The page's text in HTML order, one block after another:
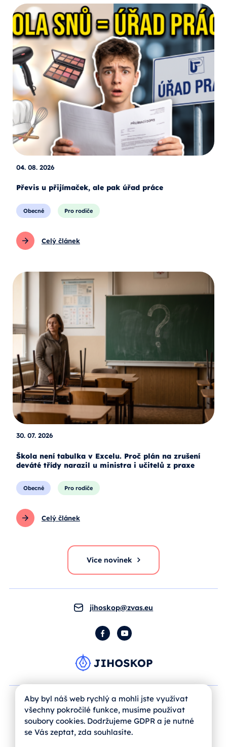
04. 08. 2026
Převis u přijímaček, ale pak úřad práce
Obecné Pro rodiče
Celý článek
30. 07. 2026
Škola není tabulka v Excelu. Proč plán na zrušení
deváté třídy narazil u ministra i učitelů z praxe
Obecné Pro rodiče
Celý článek
Více novinek
jihoskop@zvas.eu
FacebookYouTube
Aby byl náš web rychlý a mohli jste využívat
všechny pokročilé funkce, musíme používat
soubory cookies. Dodržujeme GDPR a je nutné
se Vás zeptat, zda souhlasíte.